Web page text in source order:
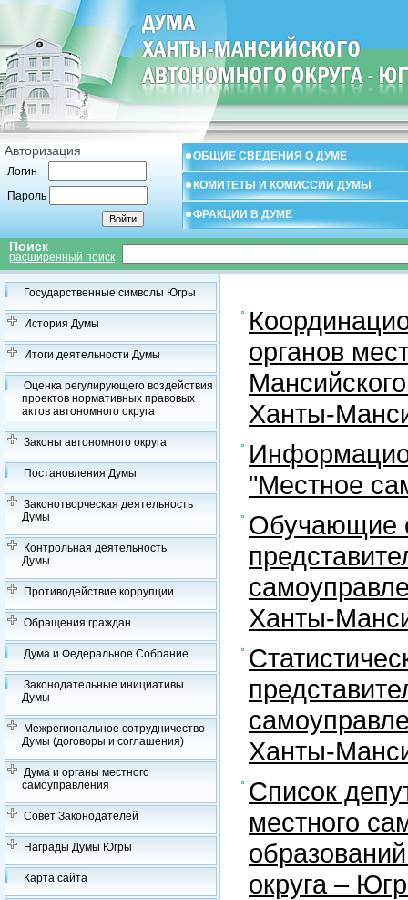
Авторизация
Логин
Пароль
ОБЩИЕ СВЕДЕНИЯ О ДУМЕ
КОМИТЕТЫ И КОМИССИИ ДУМЫ
ФРАКЦИИ В ДУМЕ
Поиск
расширенный поиск
Государственные символы Югры
История Думы
Итоги деятельности Думы
Оценка регулирующего воздействия
проектов нормативных правовых
актов автономного округа
Законы автономного округа
Постановления Думы
Законотворческая деятельность
Думы
Контрольная деятельность
Думы
Противодействие коррупции
Обращения граждан
Дума и Федеральное Собрание
Законодательные инициативы
Думы
Межрегиональное сотрудничество
Думы (договоры и соглашения)
Дума и органы местного
самоуправления
Совет Законодателей
Награды Думы Югры
Карта сайта
органов
Ханты-
"Местное
Обучающие
Ханты-
Ханты-
Список
местного
округа –